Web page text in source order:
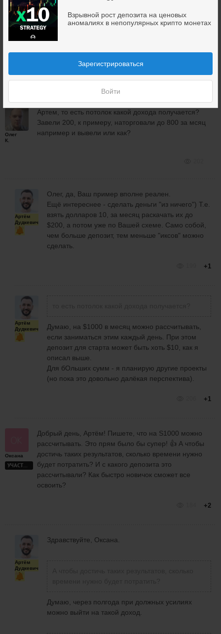
Взрывной рост депозита на ценовых
аномалиях в непопулярных крипто монетах
Зарегистрироваться
Войти
"прожуёт".
А вот если входить по рынку большим объёмом,
по рынку входит на таких монетах на $500-1000.
196
Олег
К.
Артем, то есть потолок какой дохода получается?
Завели 200, к примеру, наторговали до 800 за мсяц
например и вывели или как?
Артём
Дудкевич
Олег, да, Ваш пример вполне реален.
Ещё интереснее - сделать деньги "из ничего") Т.е.
взять долларов 10, за месяц раскачать их до
$200, а потом уже по Вашей схеме. Само собой,
чем больше депозит, тем меньше "иксов" можно
сделать.
+1
Артём
Дудкевич
Думаю, на $1000 в месяц можно рассчитывать,
если заниматься этим каждый день. При этом
депозит для старта может быть хоть $10, как я
описал выше.
Для бОльших сумм - я планирую другие проекты
(но пока это довольно далёкая перспектива).
+1
Оксана
УЧАСТНИК
Добрый день, Артём! Пишете, что на S1000 можно
рассчитывать. Это прям было бы супер! 👍 А чтобы
достичь таких результатов, сколько времени нужно
будет потратить? И с какого депозита это
рассчитывали? Как быстро новичок сможет все
освоить?
+2
Артём
Дудкевич
Здравствуйте, Оксана.
Думаю, через полгода при должных усилиях
можно выйти на такой доход.